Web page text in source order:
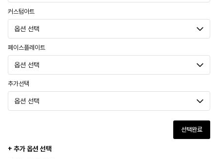
커스텀아트
페이스플레이트
추가선택
선택완료
+ 추가 옵션 선택